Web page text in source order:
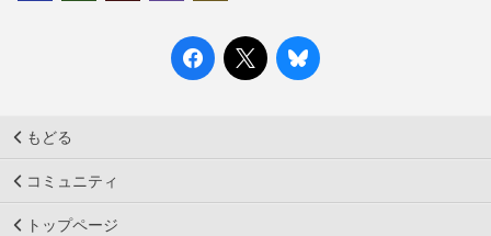
もどる
コミュニティ
トップページ